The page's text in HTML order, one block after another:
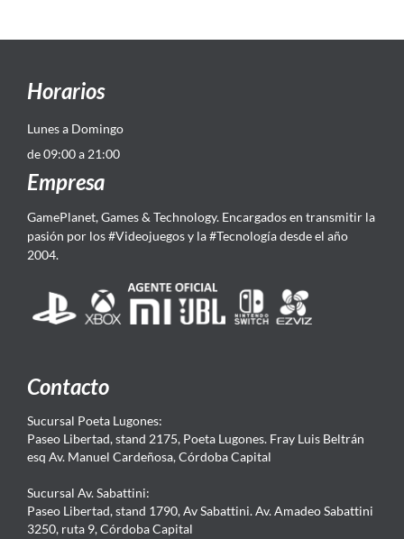
Horarios
Lunes a Domingo
de 09:00 a 21:00
Empresa
GamePlanet, Games & Technology. Encargados en transmitir la
pasión por los #Videojuegos y la #Tecnología desde el año
2004.
Contacto
Sucursal Poeta Lugones:
Paseo Libertad, stand 2175, Poeta Lugones. Fray Luis Beltrán
esq Av. Manuel Cardeñosa, Córdoba Capital
Sucursal Av. Sabattini:
Paseo Libertad, stand 1790, Av Sabattini. Av. Amadeo Sabattini
3250, ruta 9, Córdoba Capital